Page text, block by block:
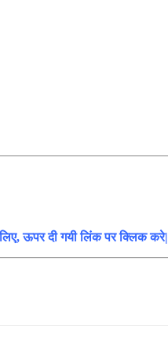
ऊपर दी गयी लिंक पर क्लिक करे|